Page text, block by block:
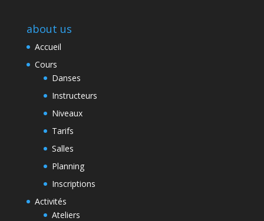
about us
Accueil
Cours
Danses
Instructeurs
Niveaux
Tarifs
Salles
Planning
Inscriptions
Activités
Ateliers